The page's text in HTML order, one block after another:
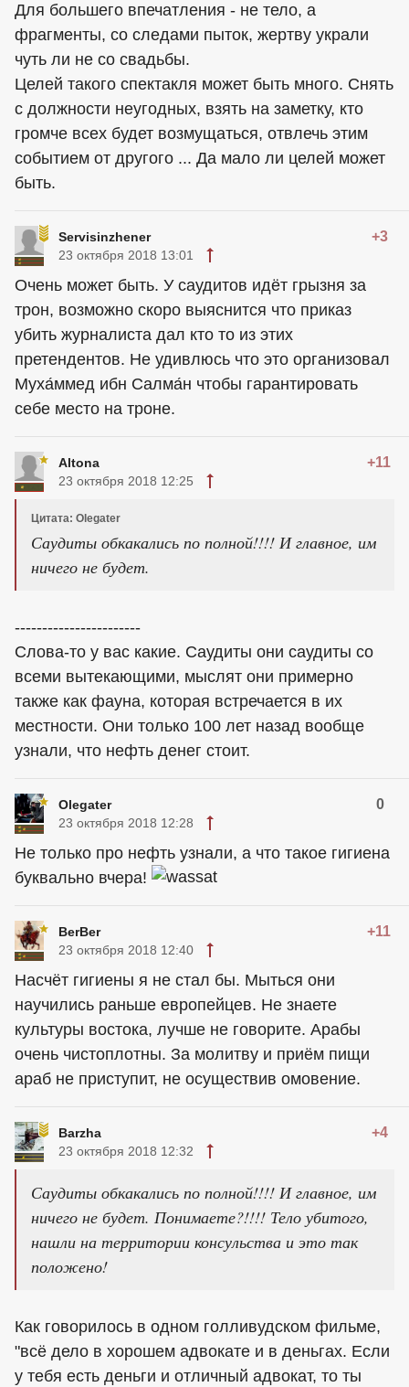
Для большего впечатления - не тело, а
фрагменты, со следами пыток, жертву украли
чуть ли не со свадьбы.
Целей такого спектакля может быть много. Снять
с должности неугодных, взять на заметку, кто
громче всех будет возмущаться, отвлечь этим
событием от другого ... Да мало ли целей может
быть.
Servisinzhener +3
23 октября 2018 13:01
Очень может быть. У саудитов идёт грызня за
трон, возможно скоро выяснится что приказ
убить журналиста дал кто то из этих
претендентов. Не удивлюсь что это организовал
Муха́ммед ибн Салма́н чтобы гарантировать
себе место на троне.
Altona +11
23 октября 2018 12:25
Цитата: Olegater
Саудиты обкакались по полной!!!! И главное, им
ничего не будет.
-----------------------
Слова-то у вас какие. Саудиты они саудиты со
всеми вытекающими, мыслят они примерно
также как фауна, которая встречается в их
местности. Они только 100 лет назад вообще
узнали, что нефть денег стоит.
Olegater 0
23 октября 2018 12:28
Не только про нефть узнали, а что такое гигиена
буквально вчера!
BerBer +11
23 октября 2018 12:40
Насчёт гигиены я не стал бы. Мыться они
научились раньше европейцев. Не знаете
культуры востока, лучше не говорите. Арабы
очень чистоплотны. За молитву и приём пищи
араб не приступит, не осуществив омовение.
Barzha +4
23 октября 2018 12:32
Саудиты обкакались по полной!!!! И главное, им
ничего не будет. Понимаете?!!!! Тело убитого,
нашли на территории консульства и это так
положено!
Как говорилось в одном голливудском фильме,
"всё дело в хорошем адвокате и в деньгах. Если
у тебя есть деньги и отличный адвокат, то ты